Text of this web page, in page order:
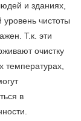
и зданиях,
уровень чистоты
Т.к. эти
очистку
температурах,
в